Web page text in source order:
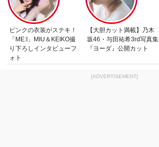
ピンクの衣装がステキ！
「ME:I」MIU＆KEIKO撮
り下ろしインタビューフ
ォト
【大胆カット満載】乃木
坂46・与田祐希3rd写真集
『ヨーダ』公開カット
[ADVERTISEMENT]